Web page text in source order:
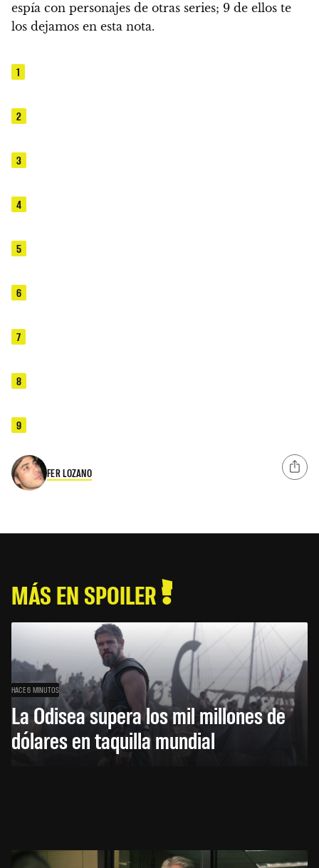
espía con personajes de otras series; 9 de ellos te
los dejamos en esta nota.
1
2
3
4
5
6
7
8
9
FER LOZANO
MÁS EN SPOILER
HACE 6 MINUTOS
La Odisea supera los mil millones de
dólares en taquilla mundial